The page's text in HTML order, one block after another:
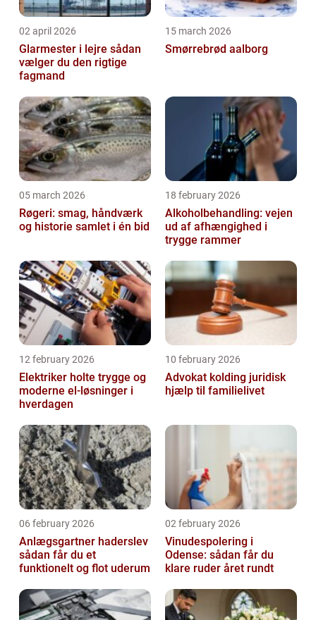
02 april 2026
Glarmester i lejre sådan
vælger du den rigtige
fagmand
15 march 2026
Smørrebrød aalborg
05 march 2026
Røgeri: smag, håndværk
og historie samlet i én bid
18 february 2026
Alkoholbehandling: vejen
ud af afhængighed i
trygge rammer
12 february 2026
Elektriker holte trygge og
moderne el-løsninger i
hverdagen
10 february 2026
Advokat kolding juridisk
hjælp til familielivet
06 february 2026
Anlægsgartner haderslev
sådan får du et
funktionelt og flot uderum
02 february 2026
Vinudespolering i
Odense: sådan får du
klare ruder året rundt